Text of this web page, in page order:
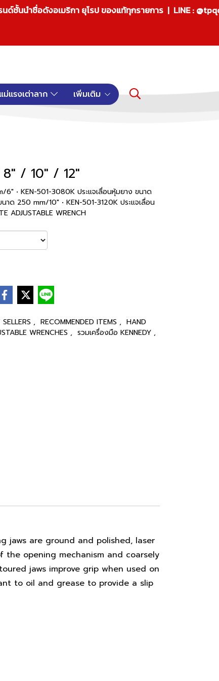
ด์ชั้นนำชื่อดังอเมริกา ยุโรป ของแท้ทุกรายการ | LINE :
แรงเต่าลาก เพิ่มเติม
8" / 10" / 12"
6" • KEN-501-3080K ประแจเลื่อนหุ้มยาง ขนาด
ด 250 mm/10" • KEN-501-3120K ประแจเลื่อน
ADJUSTABLE WRENCH
, RECOMMENDED ITEMS , HAND
WRENCHES , รวมเครื่องมือ KENNEDY ,
jaws are ground and polished, laser
opening mechanism and coarsely
jaws improve grip when used on
to oil and grease to provide a slip